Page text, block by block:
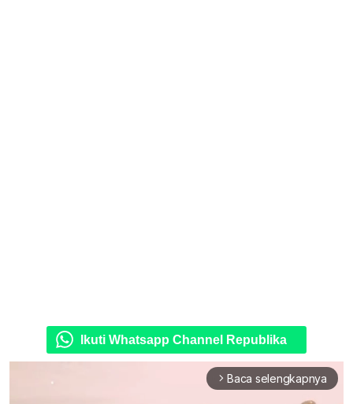
Ikuti Whatsapp Channel Republika
arrow_forward_ios Baca selengkapnya